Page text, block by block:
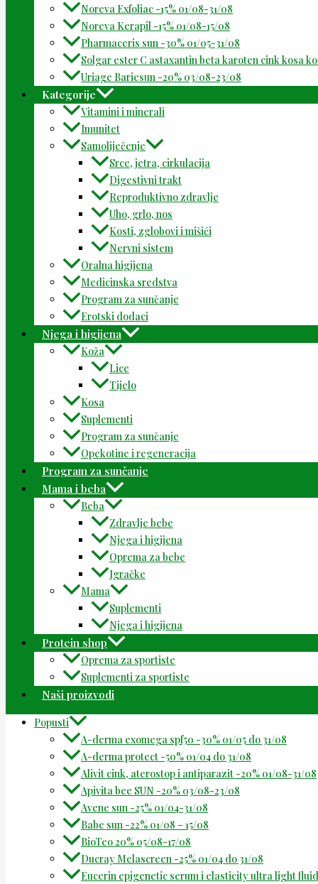
Noreva Exfoliac -15% 01/08-31/08
Noreva Kerapil -15% 01/08-15/08
Pharmaceris sun -30% 01/05-31/08
Solgar ester C astaxantin beta karoten cink kosa
Uriage Bariesun -20% 03/08-23/08
Kategorije
Vitamini i minerali
Imunitet
Samoliječenje
Srce, jetra, cirkulacija
Digestivni trakt
Reproduktivno zdravlje
Uho, grlo, nos
Kosti, zglobovi i mišići
Nervni sistem
Oralna higijena
Medicinska sredstva
Program za sunčanje
Erotski dodaci
Njega i higijena
Koža
Lice
Tijelo
Kosa
Suplementi
Program za sunčanje
Opekotine i regeneracija
Program za sunčanje
Mama i beba
Beba
Zdravlje bebe
Njega i higijena
Oprema za bebe
Igračke
Mama
Suplementi
Njega i higijena
Protein shop
Oprema za sportiste
Suplementi za sportiste
Naši proizvodi
Popusti
A-derma exomega spf50 -30% 01/05 do 31/08
A-derma protect -50% 01/04 do 31/08
Alivit cink, aterostop i antiparazit -20% 01/08-31/08
Apivita bee SUN -20% 03/08-23/08
Avene sun -25% 01/04-31/08
Babe sun -22% 01/08 – 15/08
BioTeo 20% 05/08-17/08
Ducray Melascreen -25% 01/04 do 31/08
Eucerin epigenetic serum i elasticity ultra light